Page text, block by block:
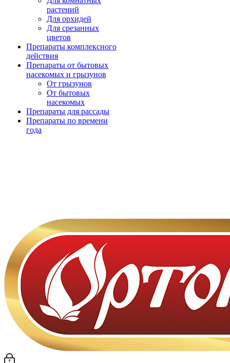
растений
Для орхидей
Для срезанных
цветов
Препараты комплексного
действия
Препараты от бытовых
насекомых и грызунов
От грызунов
От бытовых
насекомых
Препараты для рассады
Препараты по времени
года